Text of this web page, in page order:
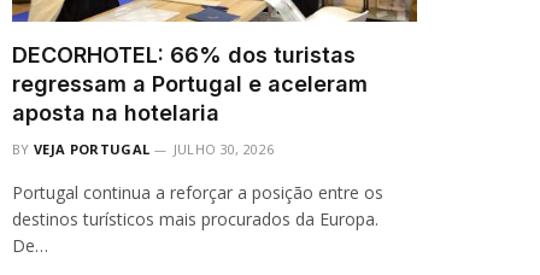
DECORHOTEL: 66% dos turistas
regressam a Portugal e aceleram
aposta na hotelaria
BY VEJA PORTUGAL JULHO 30, 2026
Portugal continua a reforçar a posição entre os
destinos turísticos mais procurados da Europa.
De…